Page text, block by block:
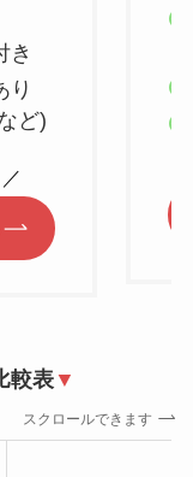
き
り
ど)
／
較表 ▼
スクロールできます